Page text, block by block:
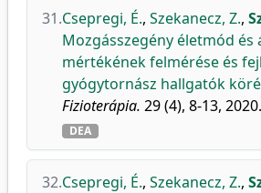
31.Csepregi, É., Szekanecz, Z.,
Mozgásszegény életmód és
mértékének felmérése és
gyógytornász hallgatók
Fizioterápia. 29 (4), 8-13, 2020.
DEA
32.Csepregi, É., Szekanecz, Z.,